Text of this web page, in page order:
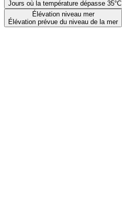
Jours où la température dépasse 35°C
Élévation niveau mer
Élévation prévue du niveau de la mer